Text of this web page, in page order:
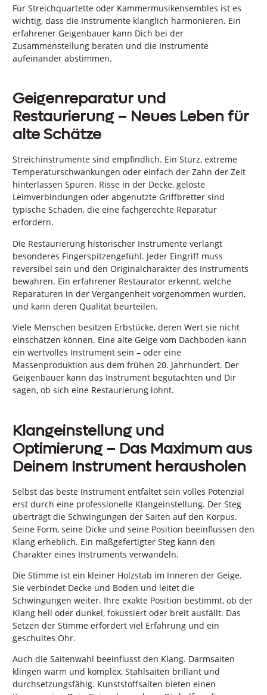
Für Streichquartette oder Kammermusikensembles ist es
wichtig, dass die Instrumente klanglich harmonieren. Ein
erfahrener Geigenbauer kann Dich bei der
Zusammenstellung beraten und die Instrumente
aufeinander abstimmen.
Geigenreparatur und
Restaurierung – Neues Leben für
alte Schätze
Streichinstrumente sind empfindlich. Ein Sturz, extreme
Temperaturschwankungen oder einfach der Zahn der Zeit
hinterlassen Spuren. Risse in der Decke, gelöste
Leimverbindungen oder abgenutzte Griffbretter sind
typische Schäden, die eine fachgerechte Reparatur
erfordern.
Die Restaurierung historischer Instrumente verlangt
besonderes Fingerspitzengefühl. Jeder Eingriff muss
reversibel sein und den Originalcharakter des Instruments
bewahren. Ein erfahrener Restaurator erkennt, welche
Reparaturen in der Vergangenheit vorgenommen wurden,
und kann deren Qualität beurteilen.
Viele Menschen besitzen Erbstücke, deren Wert sie nicht
einschätzen können. Eine alte Geige vom Dachboden kann
ein wertvolles Instrument sein – oder eine
Massenproduktion aus dem frühen 20. Jahrhundert. Der
Geigenbauer kann das Instrument begutachten und Dir
sagen, ob sich eine Restaurierung lohnt.
Klangeinstellung und
Optimierung – Das Maximum aus
Deinem Instrument herausholen
Selbst das beste Instrument entfaltet sein volles Potenzial
erst durch eine professionelle Klangeinstellung. Der Steg
überträgt die Schwingungen der Saiten auf den Korpus.
Seine Form, seine Dicke und seine Position beeinflussen den
Klang erheblich. Ein maßgefertigter Steg kann den
Charakter eines Instruments verwandeln.
Die Stimme ist ein kleiner Holzstab im Inneren der Geige.
Sie verbindet Decke und Boden und leitet die
Schwingungen weiter. Ihre exakte Position bestimmt, ob der
Klang hell oder dunkel, fokussiert oder breit ausfällt. Das
Setzen der Stimme erfordert viel Erfahrung und ein
geschultes Ohr.
Auch die Saitenwahl beeinflusst den Klang. Darmsaiten
klingen warm und komplex, Stahlsaiten brillant und
durchsetzungsfähig. Kunststoffsaiten bieten einen